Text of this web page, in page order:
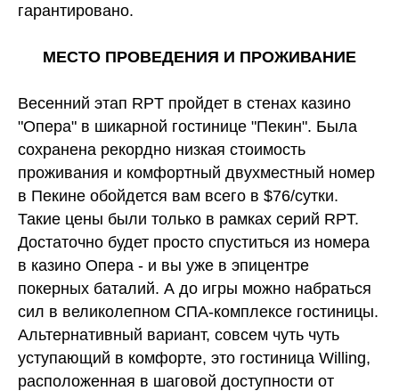
гарантировано.
МЕСТО ПРОВЕДЕНИЯ И ПРОЖИВАНИЕ
Весенний этап RPT пройдет в стенах казино
"Опера" в шикарной гостинице "Пекин". Была
сохранена рекордно низкая стоимость
проживания и комфортный двухместный номер
в Пекине обойдется вам всего в $76/сутки.
Такие цены были только в рамках серий RPT.
Достаточно будет просто спуститься из номера
в казино Опера - и вы уже в эпицентре
покерных баталий. А до игры можно набраться
сил в великолепном СПА-комплексе гостиницы.
Альтернативный вариант, совсем чуть чуть
уступающий в комфорте, это гостиница Willing,
расположенная в шаговой доступности от